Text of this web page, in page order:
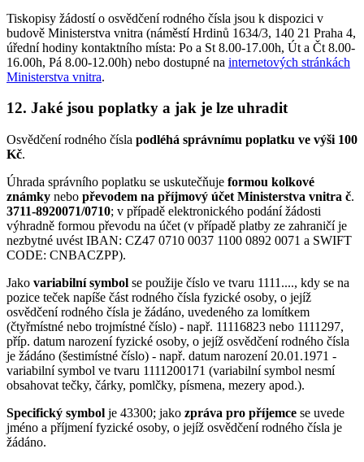
Tiskopisy žádostí o osvědčení rodného čísla jsou k dispozici v
budově Ministerstva vnitra (náměstí Hrdinů 1634/3, 140 21 Praha 4,
úřední hodiny kontaktního místa: Po a St 8.00-17.00h, Út a Čt 8.00-
16.00h, Pá 8.00-12.00h) nebo dostupné na internetových stránkách
Ministerstva vnitra.
12. Jaké jsou poplatky a jak je lze uhradit
Osvědčení rodného čísla podléhá správnímu poplatku ve výši 100
Kč.
Úhrada správního poplatku se uskutečňuje formou kolkové
známky nebo převodem na příjmový účet Ministerstva vnitra č.
3711-8920071/0710; v případě elektronického podání žádosti
výhradně formou převodu na účet (v případě platby ze zahraničí je
nezbytné uvést IBAN: CZ47 0710 0037 1100 0892 0071 a SWIFT
CODE: CNBACZPP).
Jako variabilní symbol se použije číslo ve tvaru 1111...., kdy se na
pozice teček napíše část rodného čísla fyzické osoby, o jejíž
osvědčení rodného čísla je žádáno, uvedeného za lomítkem
(čtyřmístné nebo trojmístné číslo) - např. 11116823 nebo 1111297,
příp. datum narození fyzické osoby, o jejíž osvědčení rodného čísla
je žádáno (šestimístné číslo) - např. datum narození 20.01.1971 -
variabilní symbol ve tvaru 1111200171 (variabilní symbol nesmí
obsahovat tečky, čárky, pomlčky, písmena, mezery apod.).
Specifický symbol je 43300; jako zpráva pro příjemce se uvede
jméno a příjmení fyzické osoby, o jejíž osvědčení rodného čísla je
žádáno.